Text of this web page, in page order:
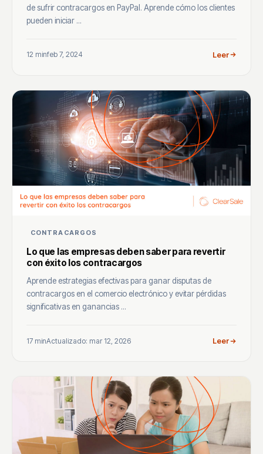
de sufrir contracargos en PayPal. Aprende cómo los clientes
pueden iniciar ...
12 minfeb 7, 2024 Leer
CONTRACARGOS
Lo que las empresas deben saber para revertir
con éxito los contracargos
Aprende estrategias efectivas para ganar disputas de
contracargos en el comercio electrónico y evitar pérdidas
significativas en ganancias ...
17 minActualizado: mar 12, 2026 Leer